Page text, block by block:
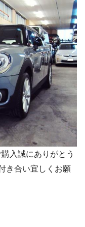
入誠にありがとう
き合い宜しくお願